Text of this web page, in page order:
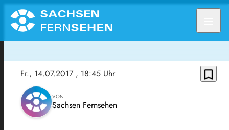
Fr., 14.07.2017 , 18:45 Uhr bookmark_border
VON
Sachsen Fernsehen